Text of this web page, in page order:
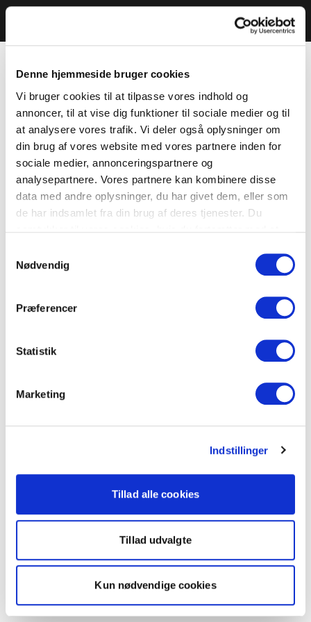
Denne hjemmeside bruger cookies
Vi bruger cookies til at tilpasse vores indhold og
annoncer, til at vise dig funktioner til sociale medier og til
at analysere vores trafik. Vi deler også oplysninger om
din brug af vores website med vores partnere inden for
sociale medier, annonceringspartnere og
analysepartnere. Vores partnere kan kombinere disse
data med andre oplysninger, du har givet dem, eller som
de har indsamlet fra din brug af deres tjenester. Du
Nødvendig
Præferencer
Statistik
Marketing
Indstillinger
Tillad alle cookies
Tillad udvalgte
Kun nødvendige cookies